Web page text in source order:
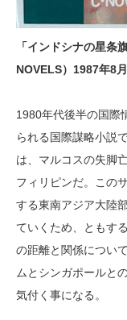
「インドシナの星条
NOVELS）1987年8月
1980年代後半の国際
られる国際謀略小説
は、マルコスの失脚
フィリピンだ。この
する東南アジア大陸
ていくため、ともす
の距離と関係につい
ムとシンガポールと
気付く事になる。